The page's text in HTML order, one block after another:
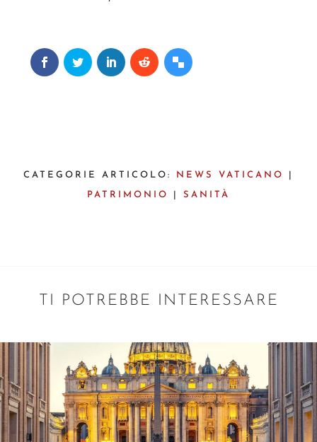
CATEGORIE ARTICOLO: NEWS VATICANO
PATRIMONIO SANITÀ
TI POTREBBE INTERESSARE